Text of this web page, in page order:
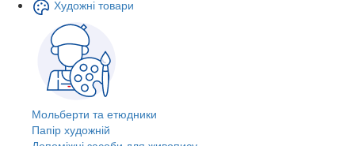
Художні товари
Мольберти та етюдники
Папір художній